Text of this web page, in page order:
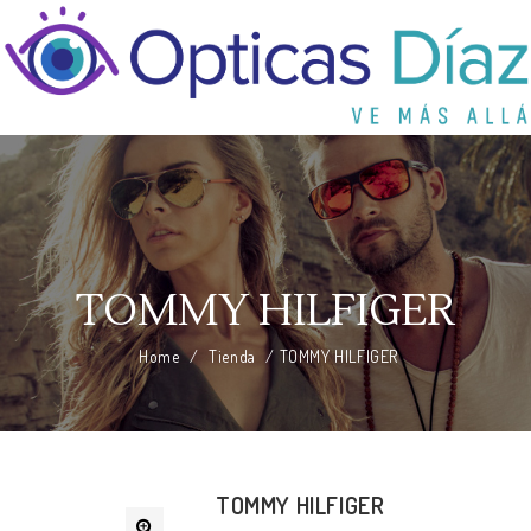
TOMMY HILFIGER
Home / Tienda / TOMMY HILFIGER
TOMMY HILFIGER